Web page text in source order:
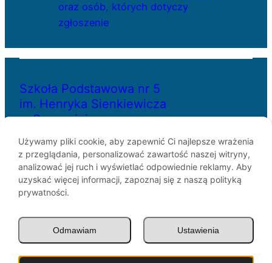
oraz osób, których dotyczy
zgłoszenie
Szkoła Podstawowa nr 5
im. Henryka Sienkiewicza
w Szczecinie
ul. Bł. Królowej Jadwigi 29
70-262 Szczecin
telefon: 91-433-30-07
e-mail: sp5@miasto.szczecin.pl
Używamy pliki cookie, aby zapewnić Ci najlepsze wrażenia
z przeglądania, personalizować zawartość naszej witryny,
analizować jej ruch i wyświetlać odpowiednie reklamy. Aby
uzyskać więcej informacji, zapoznaj się z naszą polityką
prywatności.
Ustawienia
Odmawiam